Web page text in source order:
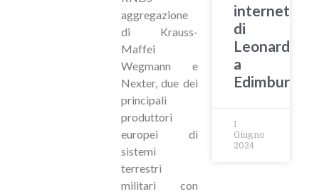
aggregazione
di Krauss-
Maffei
Wegmann e
Nexter, due dei
principali
produttori
europei di
sistemi
terrestri
militari con
internet
di
Leonardo
a
Edimburgo
1
Giugno
2024